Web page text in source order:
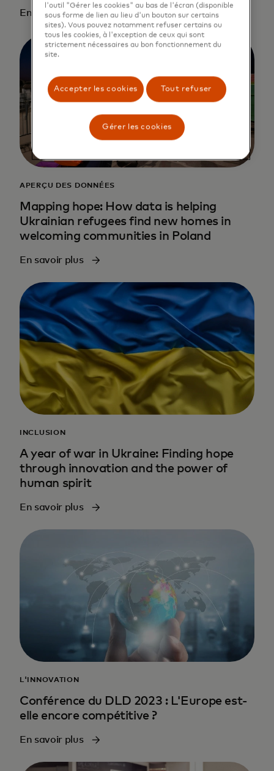
En savoir plus
APERÇU DES DONNÉES
Mapping hope: How data is helping
Ukrainian refugees find new homes in
welcoming communities in Poland
En savoir plus
INCLUSION
A year of war in Ukraine: Finding hope
through innovation and the power of
human spirit
En savoir plus
L'INNOVATION
Conférence du DLD 2023 : L'Europe est-
elle encore compétitive ?
En savoir plus
l'outil "Gérer les cookies" au bas de l'écran (disponible
sous forme de lien au lieu d'un bouton sur certains
sites). Vous pouvez notamment refuser certains ou
tous les cookies, à l'exception de ceux qui sont
strictement nécessaires au bon fonctionnement du
site.
Accepter les cookies Tout refuser
Gérer les cookies